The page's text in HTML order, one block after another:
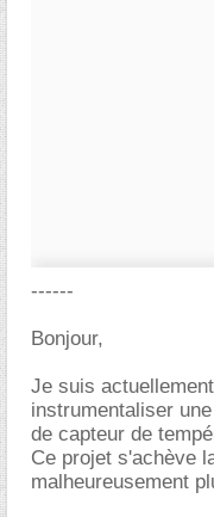
------
Bonjour,
Je suis
instrumentaliser
de capteur de
Ce projet s'achève
malheureusement